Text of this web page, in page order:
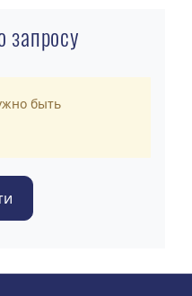
запросу
быть